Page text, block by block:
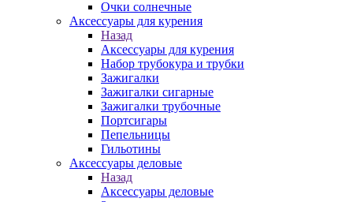
Очки солнечные
Аксессуары для курения
Назад
Аксессуары для курения
Набор трубокура и трубки
Зажигалки
Зажигалки сигарные
Зажигалки трубочные
Портсигары
Пепельницы
Гильотины
Аксессуары деловые
Назад
Аксессуары деловые